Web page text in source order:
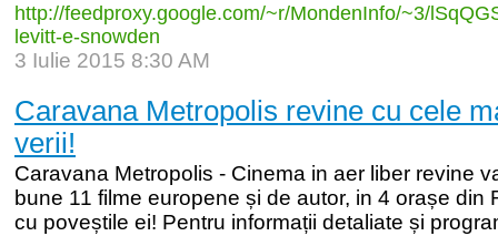
http://feedproxy.google.com/~r/MondenInfo/~3/
levitt-e-snowden
3 Iulie 2015 8:30 AM
Caravana Metropolis revine cu cele
verii!
Caravana Metropolis - Cinema in aer liber revine
bune 11 filme europene și de autor, in 4 orașe din
cu poveștile ei! Pentru informații detaliate și